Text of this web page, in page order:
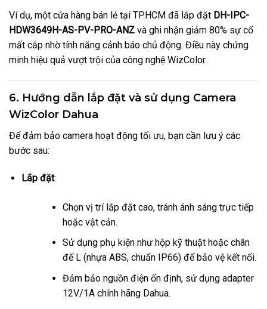
Ví dụ, một cửa hàng bán lẻ tại TP.HCM đã lắp đặt DH-IPC-
HDW3649H-AS-PV-PRO-ANZ và ghi nhận giảm 80% sự cố
mất cắp nhờ tính năng cảnh báo chủ động. Điều này chứng
minh hiệu quả vượt trội của công nghệ WizColor.
6. Hướng dẫn lắp đặt và sử dụng Camera
WizColor Dahua
Để đảm bảo camera hoạt động tối ưu, bạn cần lưu ý các
bước sau:
Lắp đặt:
Chọn vị trí lắp đặt cao, tránh ánh sáng trực tiếp
hoặc vật cản.
Sử dụng phụ kiện như hộp kỹ thuật hoặc chân
đế L (nhựa ABS, chuẩn IP66) để bảo vệ kết nối.
Đảm bảo nguồn điện ổn định, sử dụng adapter
12V/1A chính hãng Dahua.